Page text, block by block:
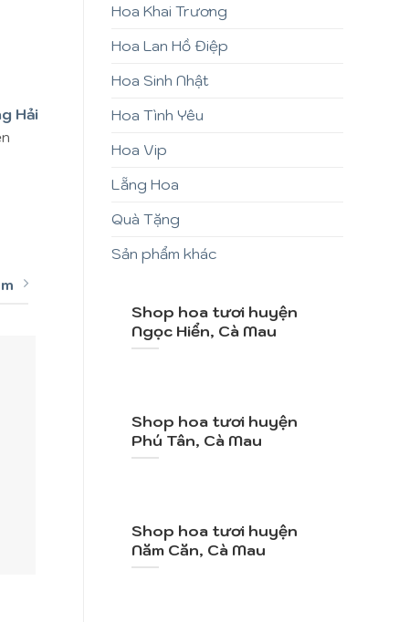
Hải
Hoa Khai Trương
Hoa Lan Hồ Điệp
Hoa Sinh Nhật
Hoa Tình Yêu
Hoa Vip
Lẵng Hoa
Quà Tặng
Sản phẩm khác
Shop hoa tươi huyện
Ngọc Hiển, Cà Mau
Shop hoa tươi huyện
Phú Tân, Cà Mau
Shop hoa tươi huyện
Năm Căn, Cà Mau